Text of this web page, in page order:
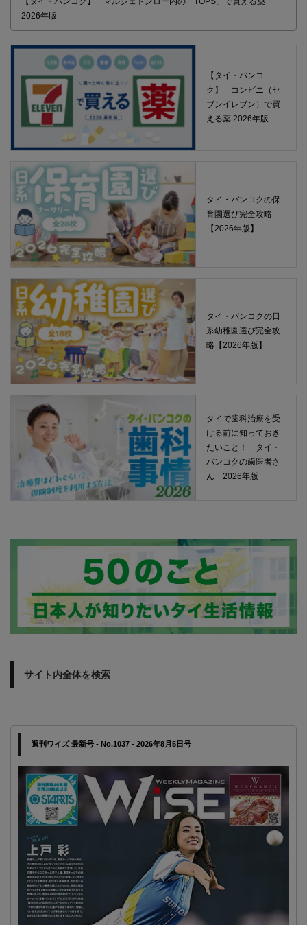
2026年版
【タイ・バンコ
ク】 コンビニ（セ
ブンイレブン）で買
える薬 2026年版
タイ・バンコクの保
育園選び完全攻略
【2026年版】
タイ・バンコクの日
系幼稚園選び完全攻
略【2026年版】
タイで歯科治療を受
ける前に知っておき
たいこと！ タイ・
バンコクの歯医者さ
ん 2026年版
サイト内全体を検索
週刊ワイズ 最新号 - No.1037 - 2026年8月5日号